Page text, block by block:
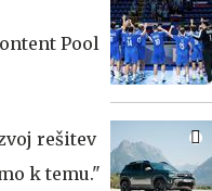
rešitev
k temu."